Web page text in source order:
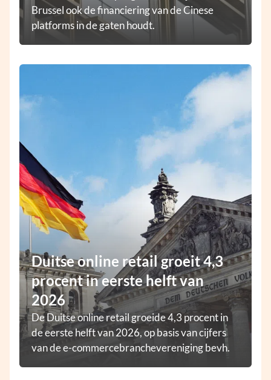
Brussel ook de financiering van de Cinese
platforms in de gaten houdt.
Duitse online retail groeit 4,3
procent in eerste helft van
2026
De Duitse online retail groeide 4,3 procent in
de eerste helft van 2026, op basis van cijfers
van de e-commercebranchevereniging bevh.